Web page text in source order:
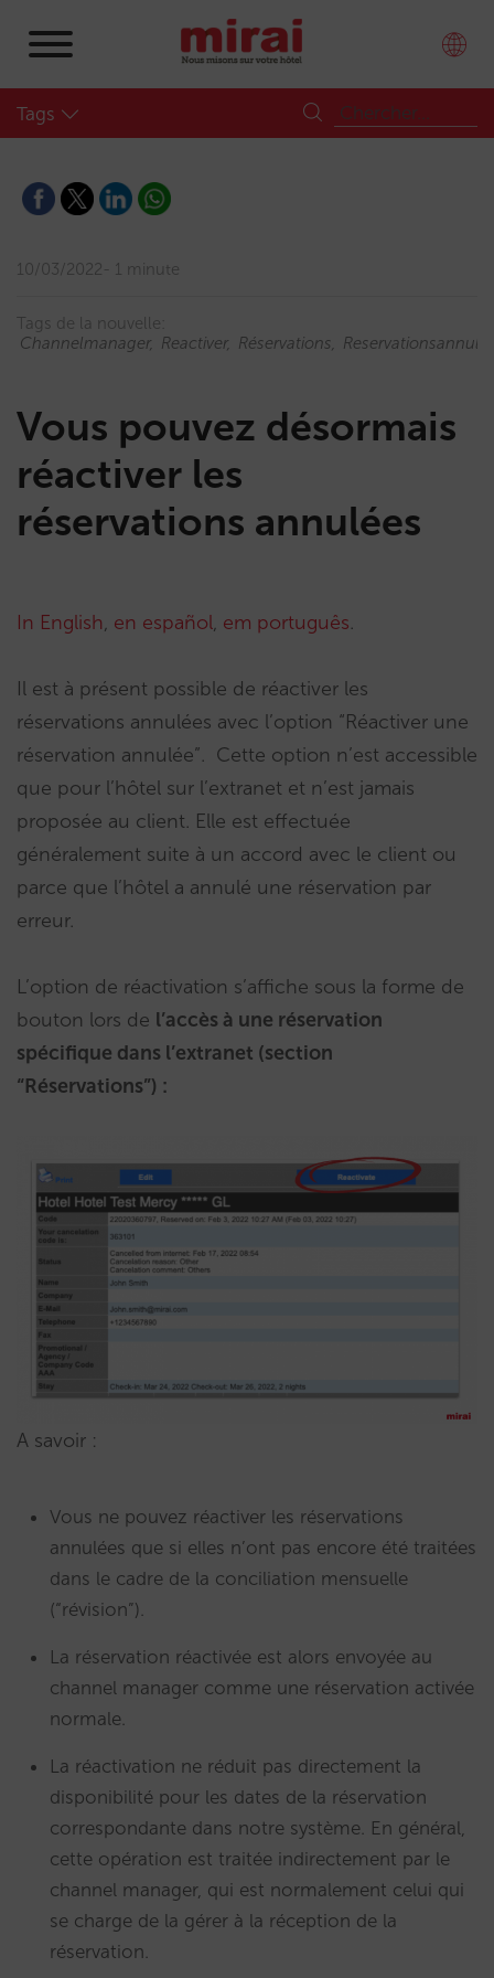
Tags
10/03/2022 1 minute
Tags de la nouvelle:
Channelmanager
Reactiver Réservations
Vous pouvez désormais
réactiver les
réservations annulées
In English, en español, em português.
Il est à présent possible de réactiver les
réservations annulées avec l’option “Réactiver une
réservation annulée”. Cette option n’est accessible
que pour l’hôtel sur l’extranet et n’est jamais
proposée au client. Elle est effectuée
généralement suite à un accord avec le client ou
parce que l’hôtel a annulé une réservation par
erreur.
L’option de réactivation s’affiche sous la forme de
bouton lors de l’accès à une réservation
spécifique dans l’extranet (section
“Réservations”) :
A savoir :
Vous ne pouvez réactiver les réservations
annulées que si elles n’ont pas encore été traitées
dans le cadre de la conciliation mensuelle
(“révision”).
La réservation réactivée est alors envoyée au
channel manager comme une réservation activée
normale.
La réactivation ne réduit pas directement la
disponibilité pour les dates de la réservation
correspondante dans notre système. En général,
cette opération est traitée indirectement par le
channel manager, qui est normalement celui qui
se charge de la gérer à la réception de la
réservation.